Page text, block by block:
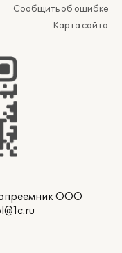
Сообщить об ошибке
Карта сайта
ООО